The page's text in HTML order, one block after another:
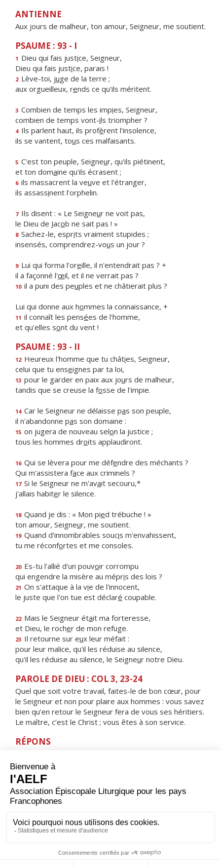
ANTIENNE
Aux jours de malheur, ton amour, Seigneur, me soutient.
PSAUME : 93 - I
1 Dieu qui fais justice, Seigneur,
Dieu qui fais justice, parais !
2 Lève-toi, juge de la terre ;
aux orgueilleux, rends ce qu'ils méritent.
3 Combien de temps les impies, Seigneur,
combien de temps vont-ils triompher ?
4 Ils parlent haut, ils profèrent l'insolence,
ils se vantent, tous ces malfaisants.
5 C'est ton peuple, Seigneur, qu'ils piétinent,
et ton domaine qu'ils écrasent ;
6 ils massacrent la veuve et l'étranger,
ils assassinent l'orphelin.
7 Ils disent : « Le Seigneur ne voit pas,
le Dieu de Jacob ne sait pas ! »
8 Sachez-le, esprits vraiment stupides ;
insensés, comprendrez-vous un jour ?
9 Lui qui forma l'oreille, il n'entendrait pas ? +
il a façonné l'œil, et il ne verrait pas ?
10 il a puni des peuples et ne châtierait plus ?
Lui qui donne aux hommes la connaissance, +
11 il connaît les pensées de l'homme,
et qu'elles sont du vent !
PSAUME : 93 - II
12 Heureux l'homme que tu châties, Seigneur,
celui que tu enseignes par ta loi,
13 pour le garder en paix aux jours de malheur,
tandis que se creuse la fosse de l'impie.
14 Car le Seigneur ne délaisse pas son peuple,
il n'abandonne pas son domaine :
15 on jugera de nouveau selon la justice ;
tous les hommes droits applaudiront.
16 Qui se lèvera pour me défendre des méchants ?
Qui m'assistera face aux criminels ?
17 Si le Seigneur ne m'avait secouru,*
j'allais habiter le silence.
18 Quand je dis : « Mon pied trébuche ! »
ton amour, Seigneur, me soutient.
19 Quand d'innombrables soucis m'envahissent,
tu me réconfortes et me consoles.
20 Es-tu l'allié d'un pouvoir corrompu
qui engendre la misère au mépris des lois ?
21 On s'attaque à la vie de l'innocent,
le juste que l'on tue est déclaré coupable.
22 Mais le Seigneur était ma forteresse,
et Dieu, le rocher de mon refuge.
23 Il retourne sur eux leur méfait :
pour leur malice, qu'il les réduise au silence,
qu'il les réduise au silence, le Seigneur notre Dieu.
PAROLE DE DIEU : COL 3, 23-24
Quel que soit votre travail, faites-le de bon cœur, pour
le Seigneur et non pour plaire aux hommes : vous savez
bien qu’en retour le Seigneur fera de vous ses héritiers.
Le maître, c’est le Christ ; vous êtes à son service.
RÉPONS
de toi dépend mon sort.
ORAISON
Seigneur Jésus Christ, toi qui étendis les bras sur la
croix pour sauver tous les hommes, donne-nous de te
monde l'œuvre de ton amour. Toi qui règnes pour les